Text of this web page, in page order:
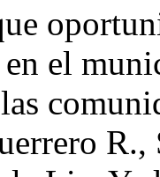
en el
R.,